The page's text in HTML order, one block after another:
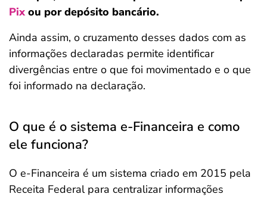
Pix ou por depósito bancário.
Ainda assim, o cruzamento desses dados com as
informações declaradas permite identificar
divergências entre o que foi movimentado e o que
foi informado na declaração.
O que é o sistema e-Financeira e como
ele funciona?
O e-Financeira é um sistema criado em 2015 pela
Receita Federal para centralizar informações